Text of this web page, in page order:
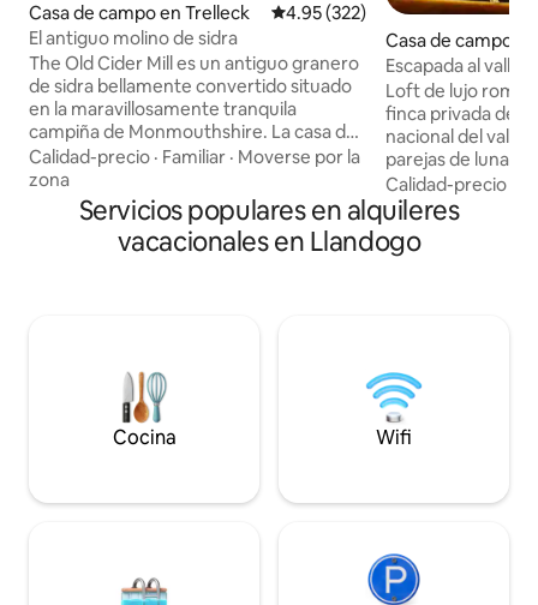
Casa de campo en Trelleck Calificación promedio: 4.95 de
4.95 (322)
El antiguo molino de sidra
The Old Cider Mill es un antiguo granero
de sidra bellamente convertido situado
en la maravillosamente tranquila
campiña de Monmouthshire. La casa de
campo es un fabuloso refugio romántico
y tranquilo situado en un acre de prado y
un arboleda contigua. Perfectamente
situado para explorar todo lo que el valle
de Wye y el cercano bosque de Dean
grava con muebles y aparcamiento
fuera de la carretera.
Calidad-precio · Familiar · Moverse por la
zona
Casa de campo
s
Escapada al valle
en una finca de
Loft de lujo
finca privada de
nacional del valle
parejas de luna
estrellas, pedidas
o momentos
las vistas
través de la
y bosques. Un
con experiencias
gama disponibles.
Calidad-precio
Servicios populares en alquileres
vacacionales en Llandogo
Cocina Wifi